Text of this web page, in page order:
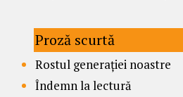
Proză scurtă
Rostul generației noastre
Îndemn la lectură